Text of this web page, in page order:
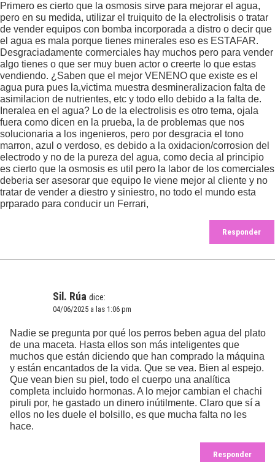
Primero es cierto que la osmosis sirve para mejorar el agua,
pero en su medida, utilizar el truiquito de la electrolisis o tratar
de vender equipos con bomba incorporada a distro o decir que
el agua es mala porque tienes minerales eso es ESTAFAR.
Desgraciadamente cormerciales hay muchos pero para vender
algo tienes o que ser muy buen actor o creerte lo que estas
vendiendo. ¿Saben que el mejor VENENO que existe es el
agua pura pues la,victima muestra desmineralizacion falta de
asimilacion de nutrientes, etc y todo ello debido a la falta de.
Ineralea en el agua? Lo de la electrolisis es otro tema, ojala
fuera como dicen en la prueba, la de problemas que nos
solucionaria a los ingenieros, pero por desgracia el tono
marron, azul o verdoso, es debido a la oxidacion/corrosion del
electrodo y no de la pureza del agua, como decia al principio
es cierto que la osmosis es util pero la labor de los comerciales
deberia ser asesorar que equipo le viene mejor al cliente y no
tratar de vender a diestro y siniestro, no todo el mundo esta
prparado para conducir un Ferrari,
Responder
Sil. Rúa dice:
04/06/2025 a las 1:06 pm
Nadie se pregunta por qué los perros beben agua del plato
de una maceta. Hasta ellos son más inteligentes que
muchos que están diciendo que han comprado la máquina
y están encantados de la vida. Que se vea. Bien al espejo.
Que vean bien su piel, todo el cuerpo una analítica
completa incluido hormonas. A lo mejor cambian el chachi
piruli por, he gastado un dinero inútilmente. Claro que sí a
ellos no les duele el bolsillo, es que mucha falta no les
hace.
Responder